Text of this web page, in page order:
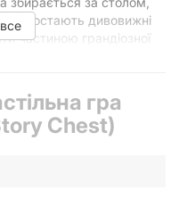
постають дивовижні
частиною грандіозної
що легко
історій" створює
кожен учасник міг
вчаться формулювати
гра
Chest)